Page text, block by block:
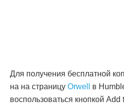
Для получения бесплатной
на на страницу Orwell
в
воспользоваться кнопкой Add